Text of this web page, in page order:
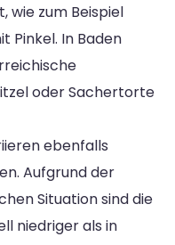
wie zum Beispiel
Pinkel. In Baden
oder Sachertorte
ebenfalls
Aufgrund der
Situation sind die
niedriger als in